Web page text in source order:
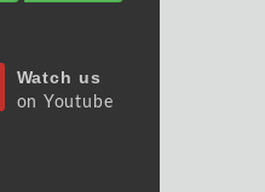
Watch us
on Youtube